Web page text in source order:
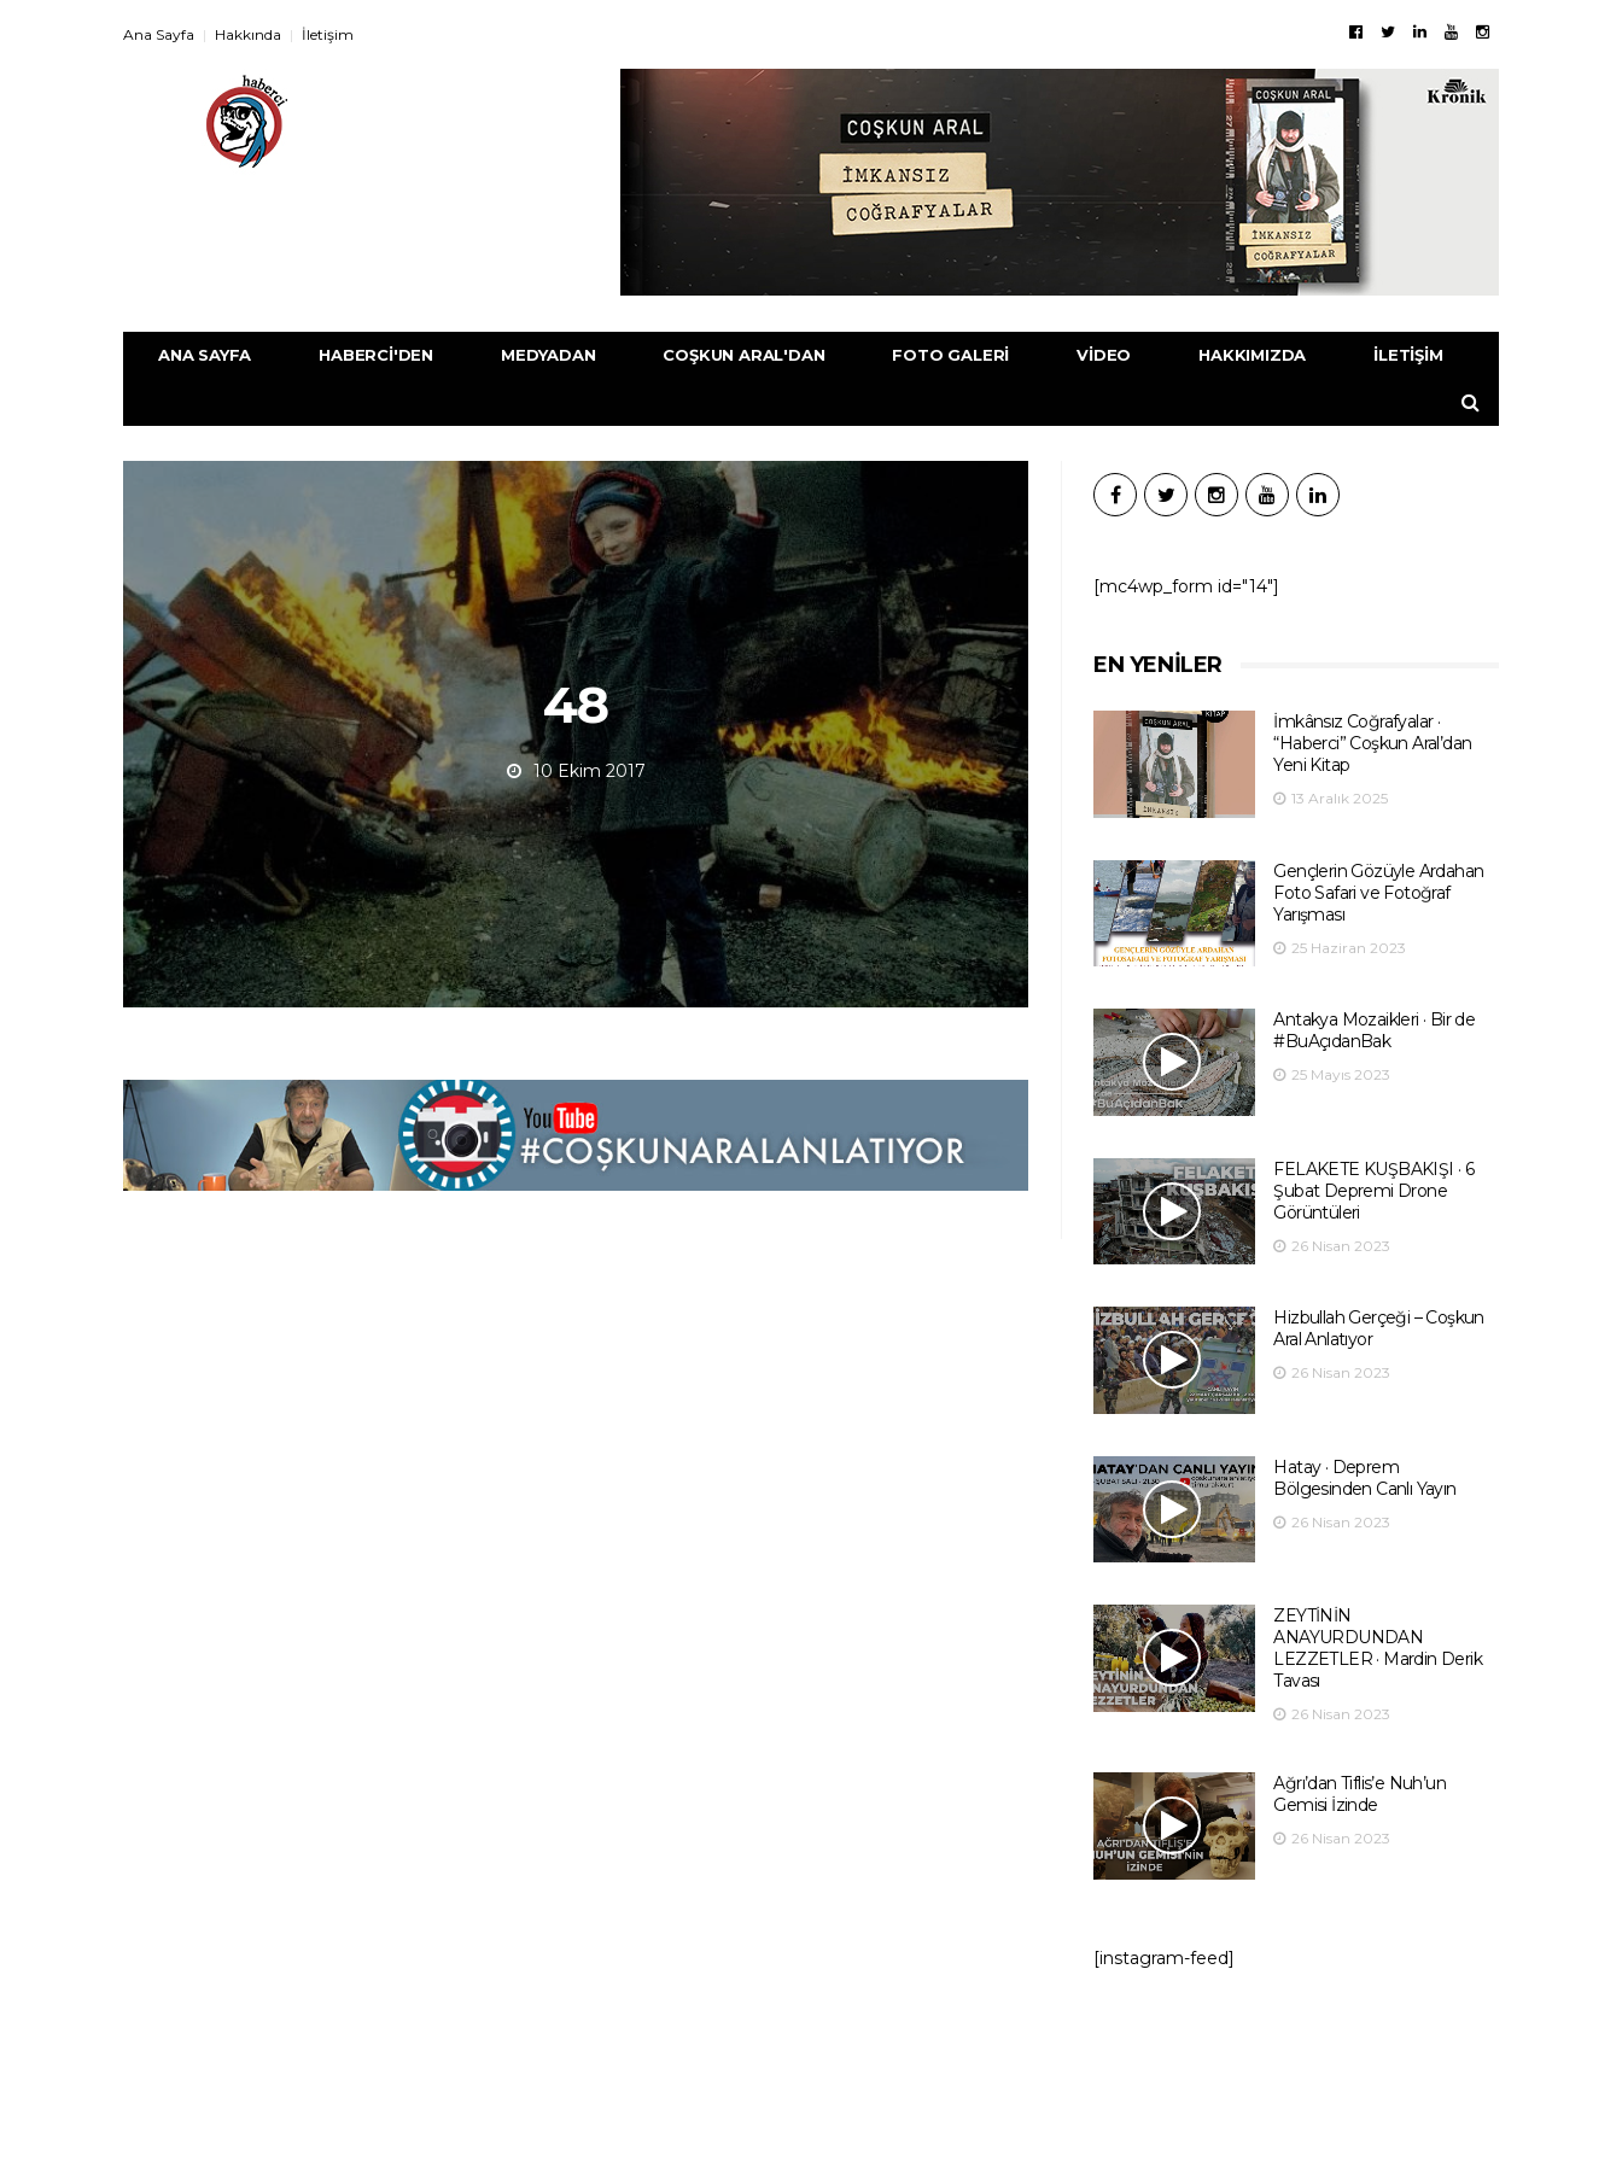
Ana Sayfa Hakkında İletişim
ANA SAYFA HABERCI'DEN MEDYADAN COŞKUN ARAL'DAN FOTO GALERI VIDEO HAKKIMIZDA İLETIŞIM
48
10 Ekim 2017
[mc4wp_form id="14"]
EN YENILER
İmkânsız Coğrafyalar ·
“Haberci” Coşkun Aral’dan
Yeni Kitap
13 Aralık 2025
Gençlerin Gözüyle Ardahan
Foto Safari ve Fotoğraf
Yarışması
25 Haziran 2023
Antakya Mozaikleri · Bir de
#BuAçıdanBak
25 Mayıs 2023
FELAKETE KUŞBAKIŞI · 6
Şubat Depremi Drone
Görüntüleri
26 Nisan 2023
Hizbullah Gerçeği – Coşkun
Aral Anlatıyor
26 Nisan 2023
Hatay · Deprem
Bölgesinden Canlı Yayın
26 Nisan 2023
ZEYTİNİN
ANAYURDUNDAN
LEZZETLER · Mardin Derik
Tavası
26 Nisan 2023
Ağrı’dan Tiflis’e Nuh’un
Gemisi İzinde
26 Nisan 2023
[instagram-feed]